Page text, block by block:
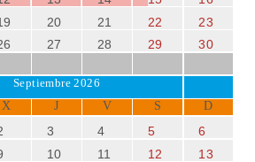
20 21 22
23
27 28 29
30
Septiembre 2026
X J V S D
3 4 5
6
10 11 12
13